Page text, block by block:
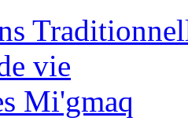
vie
Mi'gmaq